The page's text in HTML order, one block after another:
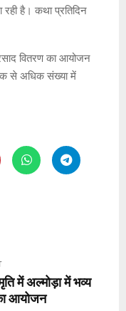
है। कथा प्रतिदिन
वितरण का आयोजन
से अधिक संख्या में
में अल्मोड़ा में भव्य
आयोजन